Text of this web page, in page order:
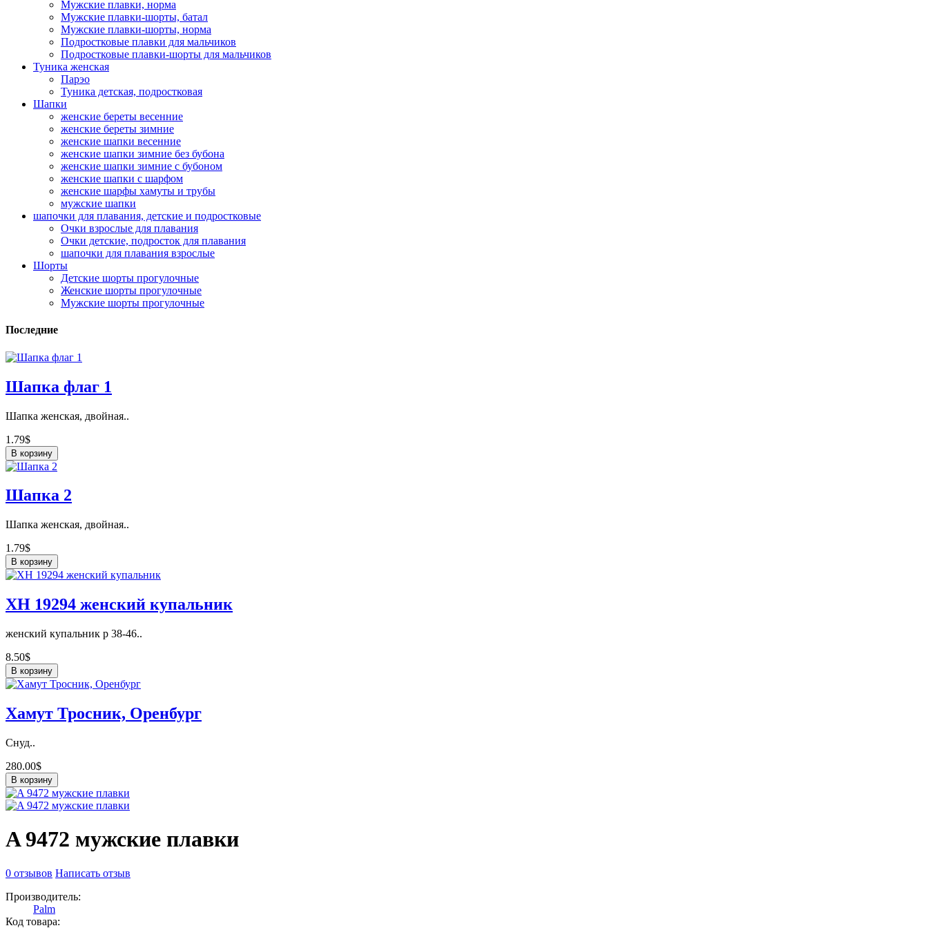
Мужские плавки, норма
Мужские плавки-шорты, батал
Мужские плавки-шорты, норма
Подростковые плавки для мальчиков
Подростковые плавки-шорты для мальчиков
Туникa женская
Парэо
Туника детская, подростковая
Шапки
женские береты весенние
женские береты зимние
женские шапки весенние
женские шапки зимние без бубона
женские шапки зимние с бубоном
женские шапки с шарфом
женские шарфы хамуты и трубы
мужские шапки
шапочки для плавания, детские и подростковые
Очки взрослые для плавания
Очки детские, подросток для плавания
шапочки для плавания взрослые
Шорты
Детские шорты прогулочные
Женские шорты прогулочные
Мужские шорты прогулочные
Последние
Шапка флаг 1
Шапка женская, двойная..
1.79$
В корзину
Шапка 2
Шапка женская, двойная..
1.79$
В корзину
ХН 19294 женский купальник
женский купальник р 38-46..
8.50$
В корзину
Хамут Тросник, Оренбург
Снуд..
280.00$
В корзину
A 9472 мужские плавки
0 отзывов Написать отзыв
Производитель:
Palm
Код товара: